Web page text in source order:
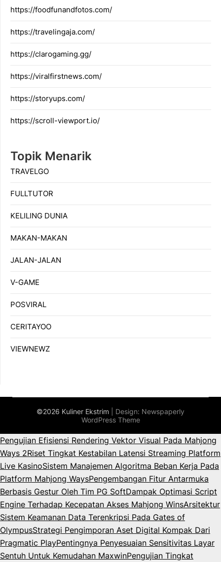
https://foodfunandfotos.com/
https://travelingaja.com/
https://clarogaming.gg/
https://viralfirstnews.com/
https://storyups.com/
https://scroll-viewport.io/
Topik Menarik
TRAVELGO
FULLTUTOR
KELILING DUNIA
MAKAN-MAKAN
JALAN-JALAN
V-GAME
POSVIRAL
CERITAYOO
VIEWNEWZ
©2026 Kuliner Ekstrim | Design: Newspaperly
WordPress Theme
Pengujian Efisiensi Rendering Vektor Visual Pada Mahjong
Ways 2Riset Tingkat Kestabilan Latensi Streaming Platform
Live KasinoSistem Manajemen Algoritma Beban Kerja Pada
Platform Mahjong WaysPengembangan Fitur Antarmuka
Berbasis Gestur Oleh Tim PG SoftDampak Optimasi Script
Engine Terhadap Kecepatan Akses Mahjong WinsArsitektur
Sistem Keamanan Data Terenkripsi Pada Gates of
OlympusStrategi Pengimporan Aset Digital Kompak Dari
Pragmatic PlayPentingnya Penyesuaian Sensitivitas Layar
Sentuh Untuk Kemudahan MaxwinPengujian Tingkat